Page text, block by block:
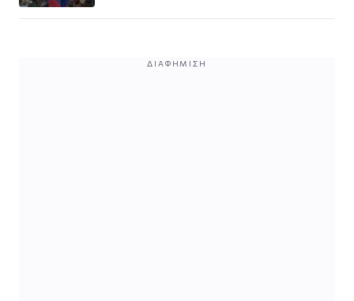
ΔΙΑΦΉΜΙΣΗ